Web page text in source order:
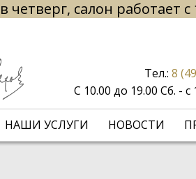
четверг, салон работает с
НАШИ УСЛУГИ НОВОСТИ
Тел.: 8
С 10.00 до 19.00 Сб. -